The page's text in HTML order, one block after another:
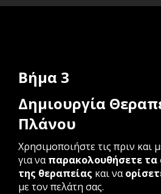
Βήμα 3
Δημιουργία
Πλάνου
Χρησιμοποιήστε τις πριν και
για ναπαρακολουθήσετε
της θεραπείας και να
με τον πελάτη σας.